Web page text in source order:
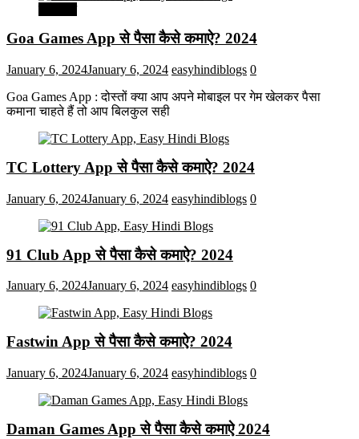
Goa Games App से पैसा कैसे कमाऐ? 2024
January 6, 2024January 6, 2024 easyhindiblogs 0
Goa Games App : दोस्तों क्या आप अपने मोबाइल पर गेम खेलकर पैसा
कमाना चाहते हैं तो आप बिलकुल सही
TC Lottery App से पैसा कैसे कमाऐ? 2024
January 6, 2024January 6, 2024 easyhindiblogs 0
91 Club App से पैसा कैसे कमाऐ? 2024
January 6, 2024January 6, 2024 easyhindiblogs 0
Fastwin App से पैसा कैसे कमाऐ? 2024
January 6, 2024January 6, 2024 easyhindiblogs 0
Daman Games App से पैसा कैसे कमाऐ 2024